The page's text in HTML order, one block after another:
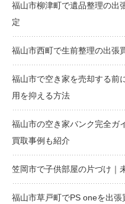
福山市柳津町で遺品整理の出
定
福山市西町で生前整理の出張
福山市で空き家を売却する前
用を抑える方法
福山市の空き家バンク完全ガ
買取事例も紹介
笠岡市で子供部屋の片づけ｜
福山市草戸町でPS oneを出